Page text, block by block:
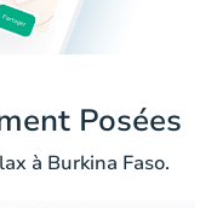
Posées
à Burkina Faso.